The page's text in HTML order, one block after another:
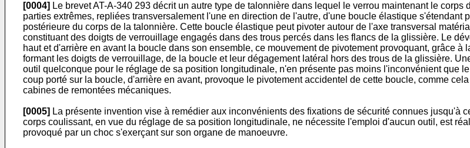
[0004] Le brevet AT-A-340 293 décrit un autre type de talonnière dans lequel le verrou maintenant le
parties extrêmes, repliées transversalement l'une en direction de l'autre, d'une boucle élastique
postérieure du corps de la talonnière. Cette boucle élastique peut pivoter autour de l'axe transversal
constituant des doigts de verrouillage engagés dans des trous percés dans les flancs de la glissière. Le
haut et d'arrière en avant la boucle dans son ensemble, ce mouvement de pivotement provoquant, grâce
formant les doigts de verrouillage, de la boucle et leur dégagement latéral hors des trous de la glissière.
outil quelconque pour le réglage de sa position longitudinale, n'en présente pas moins l'inconvénient que
coup porté sur la boucle, d'arrière en avant, provoque le pivotement accidentel de cette boucle, comme
cabines de remontées mécaniques.
[0005] La présente invention vise à remédier aux inconvénients des fixations de sécurité connues jusqu'à
corps coulissant, en vue du réglage de sa position longitudinale, ne nécessite l'emploi d'aucun outil, est
provoqué par un choc s'exerçant sur son organe de manoeuvre.